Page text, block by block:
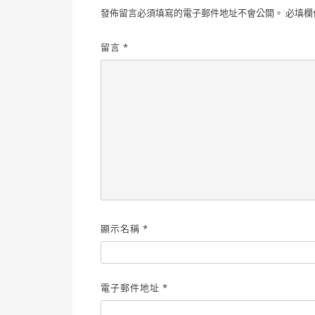
發佈留言必須填寫的電子郵件地址不會公開。 必填
留言*
顯示名稱*
電子郵件地址*